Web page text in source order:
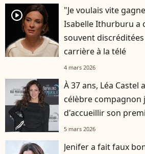
player2
"Je voulais vite
Isabelle Ithurburu a
souvent
carrière à la télé
4 mars 2026
À 37 ans, Léa Castel
célèbre compagnon
d'accueillir son
5 mars 2026
Jenifer a fait faux